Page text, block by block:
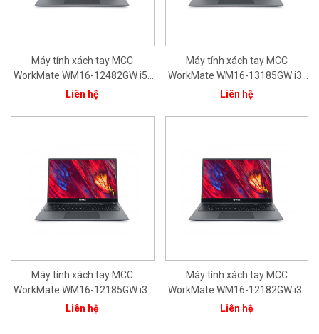
Máy tính xách tay MCC
WorkMate WM16-12482GW i5-
1240P/ 8GB/ 256GB/ 15.6"
Bạc/ Win11/ 1Yr
Liên hệ
Máy tính xách tay MCC
WorkMate WM16-13185GW i3-
1315U/8GB/512GB/15.6''FHD/In
Win11/ 1Yr
Liên hệ
Máy tính xách tay MCC
WorkMate WM16-12185GW i3-
1215U/8GB/512GB/15.6''FHD/In
Liên hệ
Máy tính xách tay MCC
WorkMate WM16-12182GW i3-
1215U/8GB/256GB/15.6''FHD/In
Liên hệ